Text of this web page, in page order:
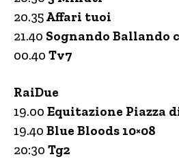
20.35Affari tuoi
21.40 Sognando Ballando
00.40 Tv7
RaiDue
19.00 Equitazione Piazza
19.40 Blue Bloods 10×08
20:30 Tg2